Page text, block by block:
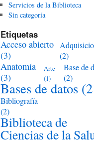
Servicios de la Biblioteca
Sin categoría
Etiquetas
Acceso abierto
(3)
(2)
Anatomía
(3)
Arte
(1)
Base de
(2)
Bases de datos
Bibliografía
(2)
Biblioteca de
Ciencias de la